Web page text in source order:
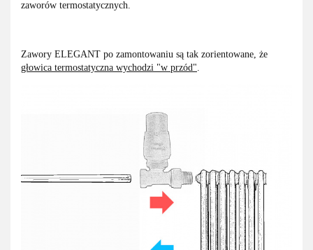
zaworów termostatycznych.
Zawory ELEGANT po zamontowaniu są tak zorientowane, że
głowica termostatyczna wychodzi "w przód".